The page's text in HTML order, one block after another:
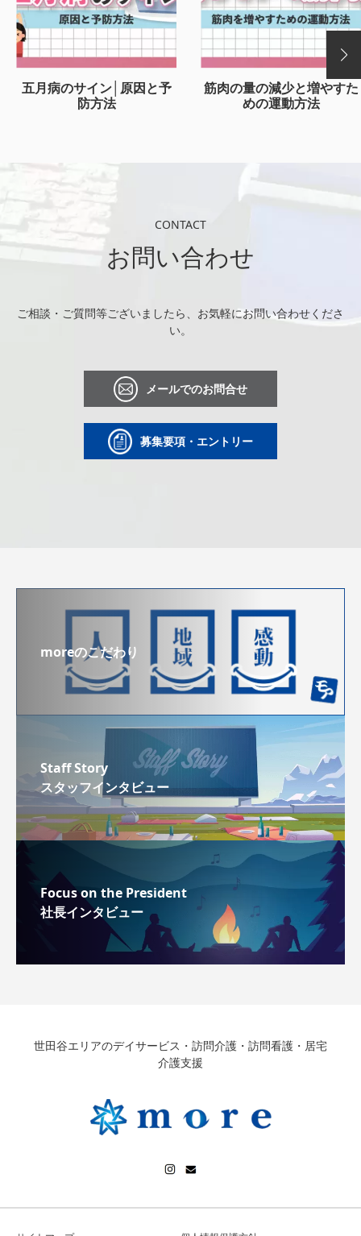
五月病のサイン│原因と予
防方法
筋肉の量の減少と増やすた
めの運動方法
CONTACT
お問い合わせ
ご相談・ご質問等ございましたら、お気軽にお問い合わせくださ
い。
メールでのお問合せ
募集要項・エントリー
moreのこだわり
Staff Story
スタッフインタビュー
Focus on the President
社長インタビュー
世田谷エリアのデイサービス・訪問介護・訪問看護・居宅
介護支援